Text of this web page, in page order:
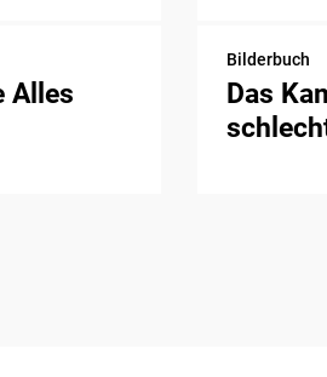
Alles
Bilderbuch
Das